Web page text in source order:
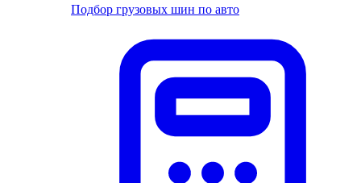
Подбор грузовых шин по авто